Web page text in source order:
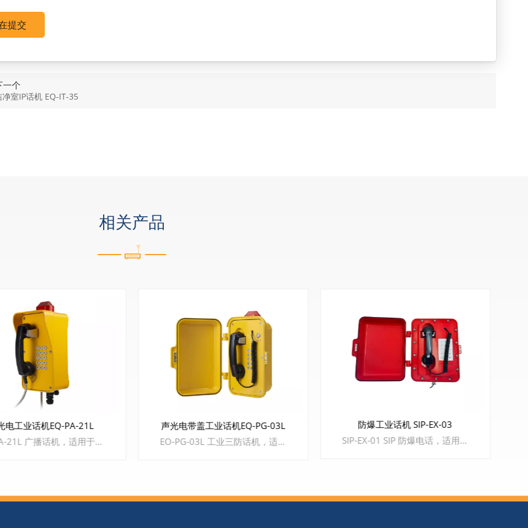
提交
一个
净室IP话机 EQ-IT-35
相关产品
带盖工业话机EQ-PG-03L
EO-PG-03L 工业三防话机，适用于港口码头、船舶、电厂、钢铁厂、铁路隧道、管廊、海上平台等行业。满足工业场所对高潮湿、高粉尘、高腐蚀性、高噪音、高低温差大等恶劣环境。 特色亮点 1、壁挂式安装，铝合金压铸外壳，防水防尘防暴满足IP68等级 2、支持SIP2.0协议，RJ45接口，支持不少于3路SIP注册 3、内置5W喇叭，外配12V来电指示灯，电来声光提醒 4、支持设定来电自动应答，可广播或免提通话，检测忙音收线 5、支持音频输出接口，可外接有源音箱做广播 (定制)
防爆工业话机 SIP-EX-03
304不锈钢洁净室IP话机EQ-IT-13
EO-IT-13 嵌入式洁净室专用三防电话，适用于洁净室的无尘车间、试验室、手术室等高洁净无菌环境；也同样适用于电梯轿厢、地铁站台、机场候机大厅等公共场所。 功能亮点 1、嵌入式安装，304不锈钢机身 2、支持SIP2.0协议，RJ45接口 3、免提通话，检测忙音收线 4、内置2W扬声器，防水、防尘、防菌设计 5、IP65防护等级，抗菌结构设计，平板式易清洁 6、支持来电自动应答广播，也可定制音频输出，外接有源音箱 7、支持AI环境噪音滤除算法，及回音消除算法，有效提高通话清晰度 8、支持两组一键快速拨号设置，可一键发起直通对讲，或一键群呼广播